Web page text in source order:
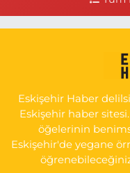
YENİDOĞAN MH.ŞEHİT
0 (222) 237 75 17
Eskişehir Haber
Eskişehir haber
öğelerinin
Eskişehir'de yegane